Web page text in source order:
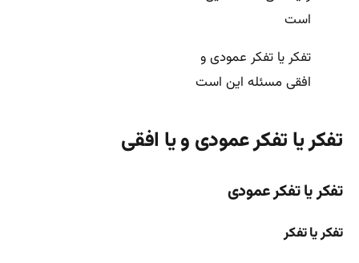
تفکر یا تفکر عمودی و
افقی مسئله این است
تفکر یا تفکر عمودی و یا افقی
تفکر یا تفکر عمودی
تفکر یا تفکر